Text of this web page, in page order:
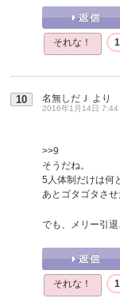
それな！
10 名無しだＪ より
2016年1月14日 7:44
>>9
そうだね。
5人体制だけは何
あとゴタゴタさ
でも、メリー引退
それな！